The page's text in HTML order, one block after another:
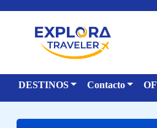
DESTINOS Contacto